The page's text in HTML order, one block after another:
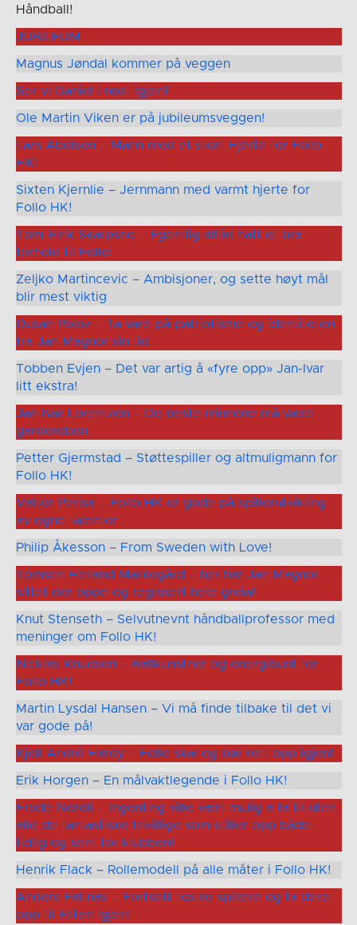
Håndball!
JUBILEUM
Magnus Jøndal kommer på veggen
Ser vi Daniel i rødt igjen?
Ole Martin Viken er på jubileumsveggen!
Lars Abelsen – Mann med et stort Hjerte for Follo
HK!
Sixten Kjernlie – Jernmann med varmt hjerte for
Follo HK!
Tom-Eirik Skarpsno – Egentlig alltid hatt et bra
forhold til Follo!
Zeljko Martincevic – Ambisjoner, og sette høyt mål
blir mest viktig
Dusan Poloz – Ta vare på patriotisme og identiteten
fra Jan Magnor sin tid.
Tobben Evjen – Det var artig å «fyre opp» Jan-Ivar
litt ekstra!
Jan-Ivar Lorentzen – De beste minnene må være
garderoben
Petter Gjermstad – Støttespiller og altmuligmann for
Follo HK!
Valter Perisa – Follo HK er gode på spillerutvikling
av egne talenter
Philip Åkesson – From Sweden with Love!
Tomsen Helland Markegård – her har Jan Magnor
sittet der oppe og regissert hele greia!
Knut Stenseth – Selvutnevnt håndballprofessor med
meninger om Follo HK!
Nicklas Knudsen – Ballkunstner og energibunt for
Follo HK!
Martin Lysdal Hansen – Vi må finde tilbake til det vi
var gode på!
Kjell André Hardy – Follo skal og bør rett opp igjen!
Erik Horgen – En målvaktlegende i Follo HK!
Frode Nordli – Ingenting ville vært mulig å få til uten
alle de fantastiske frivillige som stiller opp både
tidlig og sent for klubben!
Henrik Flack – Rollemodell på alle måter i Follo HK!
Anders Fältnäs – Fortsett fostre spillere og ta dere
opp til Eliten igjen!